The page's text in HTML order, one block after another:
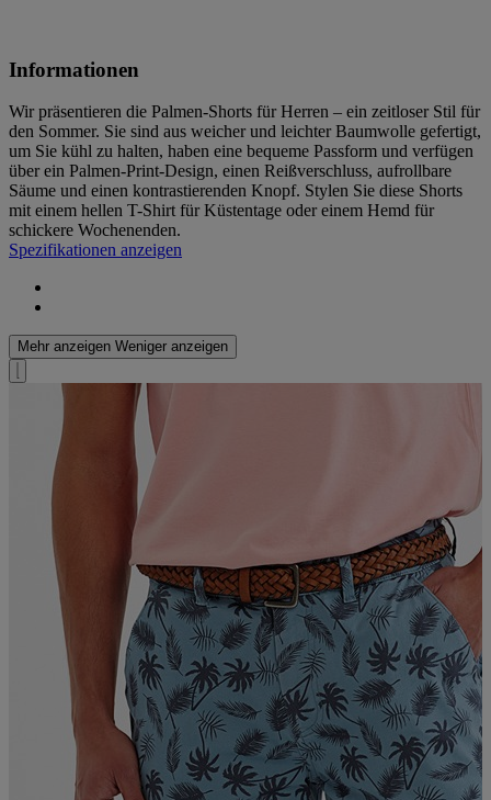
Informationen
Wir präsentieren die Palmen-Shorts für Herren – ein zeitloser Stil für
den Sommer. Sie sind aus weicher und leichter Baumwolle gefertigt,
um Sie kühl zu halten, haben eine bequeme Passform und verfügen
über ein Palmen-Print-Design, einen Reißverschluss, aufrollbare
Säume und einen kontrastierenden Knopf. Stylen Sie diese Shorts
mit einem hellen T-Shirt für Küstentage oder einem Hemd für
schickere Wochenenden.
Spezifikationen anzeigen
Mehr anzeigen Weniger anzeigen